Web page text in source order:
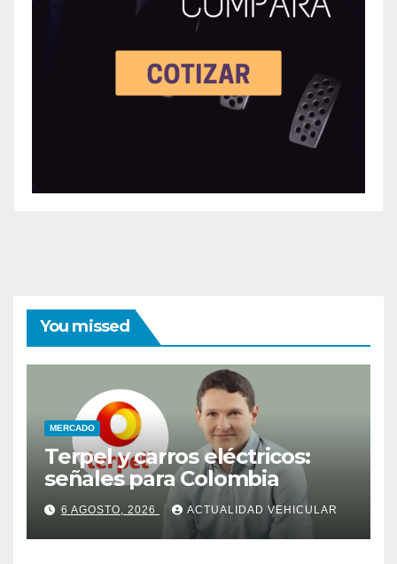
You missed
MERCADO
Terpel y carros eléctricos:
señales para Colombia
6 AGOSTO, 2026 ACTUALIDAD VEHICULAR